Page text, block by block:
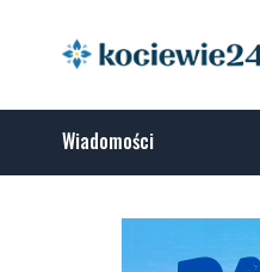
Wiadomości